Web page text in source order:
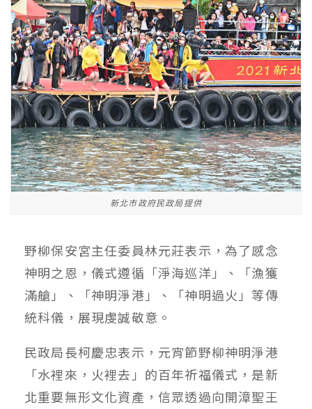
新北市政府民政局提供
野柳保安宮主任委員林元莊表示，為了感念
神明之恩，儀式遵循「淨海巡洋」、「漁獲
滿艙」、「神明淨港」、「神明過火」等傳
統科儀，展現虔誠敬意。
民政局長柯慶忠表示，元宵節野柳神明淨港
「水裡來，火裡去」的百年祈福儀式，是新
北重要無形文化資產，信眾透過向開漳聖王